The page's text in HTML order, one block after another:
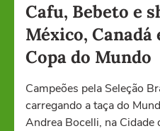
Cafu, Bebeto e
México, Canadá
Copa do Mundo
Campeões pela Seleção
carregando a taça do
Andrea Bocelli, na Cidade